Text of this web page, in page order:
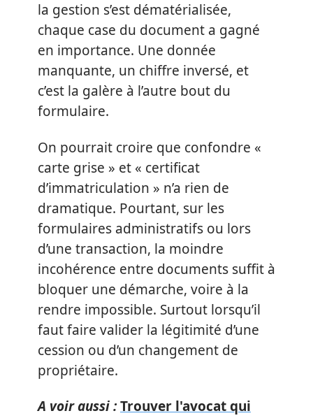
la gestion s’est dématérialisée,
chaque case du document a gagné
en importance. Une donnée
manquante, un chiffre inversé, et
c’est la galère à l’autre bout du
formulaire.
On pourrait croire que confondre «
carte grise » et « certificat
d’immatriculation » n’a rien de
dramatique. Pourtant, sur les
formulaires administratifs ou lors
d’une transaction, la moindre
incohérence entre documents suffit à
bloquer une démarche, voire à la
rendre impossible. Surtout lorsqu’il
faut faire valider la légitimité d’une
cession ou d’un changement de
propriétaire.
A voir aussi :Trouver l'avocat qui